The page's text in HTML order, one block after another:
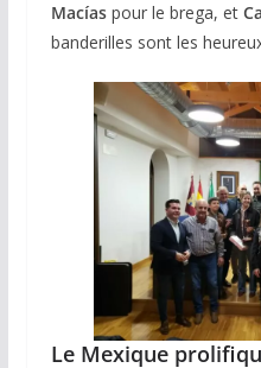
Macíaspour le brega, et
banderilles sont les
Le Mexique